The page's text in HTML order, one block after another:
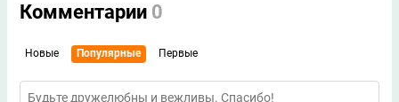
Комментарии 0
Новые Популярные Первые